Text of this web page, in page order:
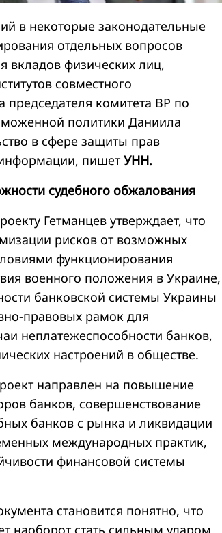
в некоторые законодательные
отдельных вопросов
вкладов физических лиц,
совместного
председателя комитета ВР по
политики Даниила
в сфере защиты прав
пишет УНН.
судебного обжалования
Гетманцев утверждает, что
рисков от возможных
функционирования
военного положения в Украине,
банковской системы Украины
правовых рамок для
неплатежеспособности банков,
настроений в обществе.
направлен на повышение
банков, совершенствование
банков с рынка и ликвидации
международных практик,
финансовой системы
становится понятно, что